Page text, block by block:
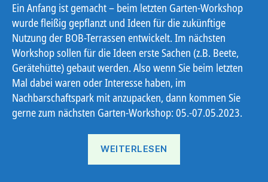
Ein Anfang ist gemacht – beim letzten Garten-Workshop
wurde fleißig gepflanzt und Ideen für die zukünftige
Nutzung der BOB-Terrassen entwickelt. Im nächsten
Workshop sollen für die Ideen erste Sachen (z.B. Beete,
Gerätehütte) gebaut werden. Also wenn Sie beim letzten
Mal dabei waren oder Interesse haben, im
Nachbarschaftspark mit anzupacken, dann kommen Sie
gerne zum nächsten Garten-Workshop: 05.-07.05.2023.
WEITERLESEN